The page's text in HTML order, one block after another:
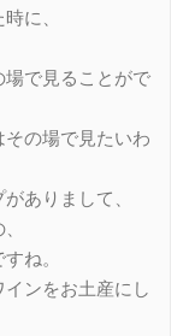
に、
で見ることがで
の場で見たいわ
ありまして、
ね。
ンをお土産にし